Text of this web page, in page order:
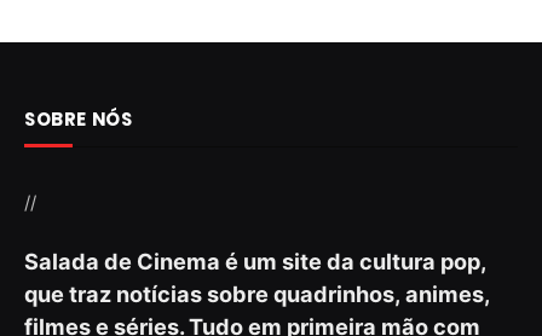
SOBRE NÓS
//
Salada de Cinema é um site da cultura pop,
que traz notícias sobre quadrinhos, animes,
filmes e séries. Tudo em primeira mão com